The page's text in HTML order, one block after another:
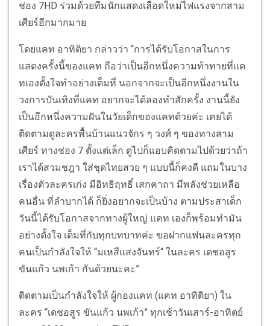
ช่อง 7HD ร่วมด้วยทีมนักแสดงเลือดใหม่ไฟแรงจากสาม
เศียร์อีกมากมาย
โดยแคท อาทิติยา กล่าวว่า “การได้รับโอกาสในการ
แสดงครั้งนี้ของแคท ถือว่าเป็นอีกหนึ่งความท้าทายที่แค
ทเองตั้งใจทำอย่างเต็มที่ นอกจากจะเป็นอีกหนึ่งงานใน
วงการบันเทิงที่แคท อยากจะได้ลองทำสักครั้ง งานนี้ยัง
เป็นอีกหนึ่งความฝันในวัยเด็กของแคทด้วยค่ะ เคยได้
ติดตามดูละครพื้นบ้านแนวจักร ๆ วงศ์ ๆ ของทางสาม
เศียร์ ทางช่อง 7 ตั้งแต่เล็ก ดูไปก็แอบคิดตามไปด้วยว่าถ้า
เราได้สวมชฎา ใส่ชุดไทยสวย ๆ แบบนี้ก็คงดี แถมในบาง
เรื่องตัวละครเก่ง มีอิทธิฤทธิ์ เสกคาถา มีพลังช่วยเหลือ
คนอื่น ที่ลำบากได้ ก็ยิ่งอยากจะเป็นบ้าง ตามประสาเด็ก
วันนี้ได้รับโอกาสจากทางผู้ใหญ่ แคท เองก็พร้อมทำมัน
อย่างตั้งใจ เต็มที่กับทุกบทบาทค่ะ ขอฝากแฟนละครทุก
คนเป็นกำลังใจให้ “มเหสีแสงจันทร์“ ในละคร เดชอสูร
ขันแก้ว นพเก้า กันด้วยนะคะ”
ติดตามเป็นกำลังใจให้ ผู้กองแคท (แคท อาทิติยา) ใน
ละคร “เดชอสูร ขันแก้ว นพเก้า” ทุกเช้าวันเสาร์-อาทิตย์